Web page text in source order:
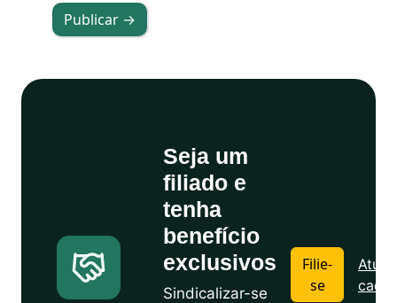
Publicar →
Seja um
filiado e
tenha
benefício
exclusivos
Sindicalizar-se
Filie-
se